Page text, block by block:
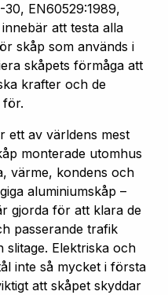
EN60529:1989,
att testa alla
skåp som används i
skåpets förmåga att
krafter och de
för.
ett av världens mest
monterade utomhus
värme, kondens och
aluminiumskåp –
gjorda för att klara de
passerande trafik
Elektriska och
inte så mycket i första
att skåpet skyddar